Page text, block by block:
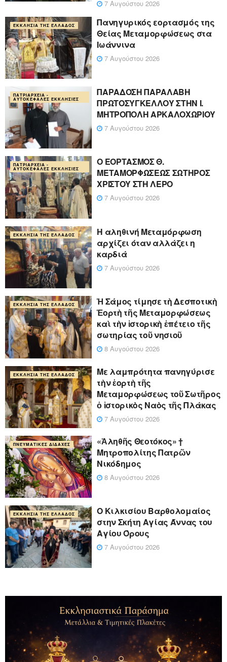
7 Αυγούστου 2026
ΕΚΚΛΗΣΊΑ ΤΗΣ ΕΛΛΆΔΟΣ
Πανηγυρικός εορτασμός της
Θείας Μεταμορφώσεως στα
Ιωάννινα
7 Αυγούστου 2026
ΠΑΤΡΙΑΡΧΕΊΑ -
ΑΥΤΟΚΈΦΑΛΕΣ ΕΚΚΛΗΣΊΕΣ
ΠΑΡΑΔΟΣΗ ΠΑΡΑΛΑΒΗ
ΠΡΩΤΟΣΥΓΚΕΛΛΟΥ ΣΤΗΝ Ι.
ΜΗΤΡΟΠΟΛΗ ΑΡΚΑΛΟΧΩΡΙΟΥ
7 Αυγούστου 2026
ΠΑΤΡΙΑΡΧΕΊΑ -
ΑΥΤΟΚΈΦΑΛΕΣ ΕΚΚΛΗΣΊΕΣ
Ο ΕΟΡΤΑΣΜΟΣ Θ.
ΜΕΤΑΜΟΡΦΩΣΕΩΣ ΣΩΤΗΡΟΣ
ΧΡΙΣΤΟΥ ΣΤΗ ΛΕΡΟ
7 Αυγούστου 2026
ΕΚΚΛΗΣΊΑ ΤΗΣ ΕΛΛΆΔΟΣ
Η αληθινή Μεταμόρφωση
αρχίζει όταν αλλάζει η
καρδιά
7 Αυγούστου 2026
ΕΚΚΛΗΣΊΑ ΤΗΣ ΕΛΛΆΔΟΣ
Ἡ Σάμος τίμησε τὴ Δεσποτικὴ
Ἑορτὴ τῆς Μεταμορφώσεως
καὶ τὴν ἱστορικὴ ἐπέτειο τῆς
σωτηρίας τοῦ νησιοῦ
8 Αυγούστου 2026
ΕΚΚΛΗΣΊΑ ΤΗΣ ΕΛΛΆΔΟΣ
Με λαμπρότητα πανηγύρισε
τὴν ἑορτὴ τῆς
Μεταμορφώσεως τοῦ Σωτῆρος
ὁ ἱστορικὸς Ναὸς τῆς Πλάκας
7 Αυγούστου 2026
ΠΝΕΥΜΑΤΙΚΈΣ ΔΙΔΑΧΈΣ
«Ἀληθῆς Θεοτόκος» †
Μητροπολίτης Πατρῶν
Νικόδημος
8 Αυγούστου 2026
ΕΚΚΛΗΣΊΑ ΤΗΣ ΕΛΛΆΔΟΣ
Ο Κιλκισίου Βαρθολομαίος
στην Σκήτη Αγίας Άννας του
Αγίου Όρους
7 Αυγούστου 2026